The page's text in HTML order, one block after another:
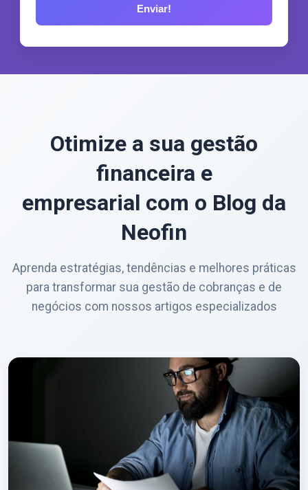
Otimize a sua gestão
financeira e
empresarial com o Blog da
Neofin
Aprenda estratégias, tendências e melhores práticas
para transformar sua gestão de cobranças e de
negócios com nossos artigos especializados